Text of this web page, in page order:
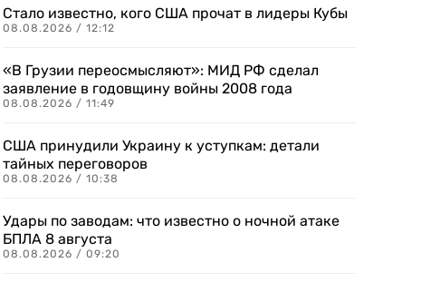
Стало известно, кого США прочат в лидеры Кубы
08.08.2026 / 12:12
«В Грузии переосмысляют»: МИД РФ сделал
заявление в годовщину войны 2008 года
08.08.2026 / 11:49
США принудили Украину к уступкам: детали
тайных переговоров
08.08.2026 / 10:38
Удары по заводам: что известно о ночной атаке
БПЛА 8 августа
08.08.2026 / 09:20